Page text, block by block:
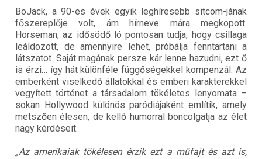
BoJack, a 90-es évek egyik leghíresebb sitcom-jának
főszereplője volt, ám hírneve mára megkopott.
Horseman, az idősödő ló pontosan tudja, hogy csillaga
leáldozott, de amennyire lehet, próbálja fenntartani a
látszatot. Saját magának persze kár lenne hazudni, ezt ő
is érzi… így hát különféle függőségekkel kompenzál. Az
emberként viselkedő állatokkal és emberi karakterekkel
vegyített történet a társadalom tökéletes lenyomata –
sokan Hollywood különös paródiájaként említik, amely
metszően élesen, de kellő humorral boncolgatja az élet
nagy kérdéseit.
„Az amerikaiak tökélesen érzik ezt a műfajt és azt is,